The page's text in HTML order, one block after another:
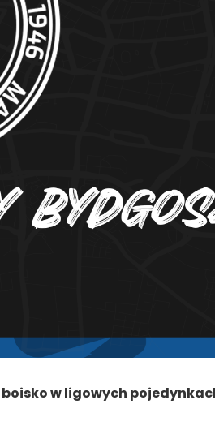
w ligowych